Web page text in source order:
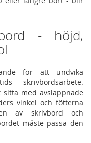
- höjd,
för att undvika
skrivbordsarbete.
med avslappnade
vinkel och fötterna
av skrivbord och
måste passa den